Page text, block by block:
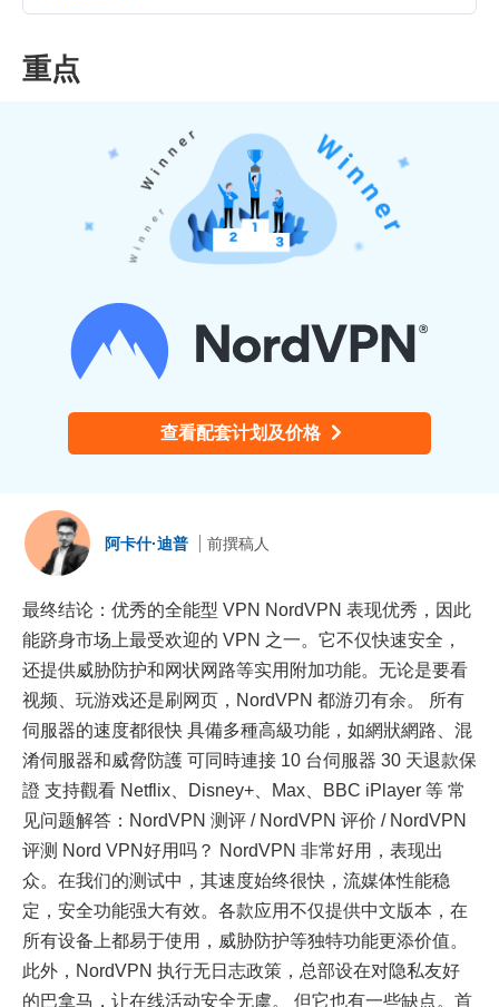
重点
查看配套计划及价格
阿卡什·迪普 前撰稿人
最终结论：优秀的全能型 VPN NordVPN 表现优秀，因此
能跻身市场上最受欢迎的 VPN 之一。它不仅快速安全，
还提供威胁防护和网状网路等实用附加功能。无论是要看
视频、玩游戏还是刷网页，NordVPN 都游刃有余。 所有
伺服器的速度都很快 具備多種高級功能，如網狀網路、混
淆伺服器和威脅防護 可同時連接 10 台伺服器 30 天退款保
證 支持觀看 Netflix、Disney+、Max、BBC iPlayer 等 常
见问题解答：NordVPN 测评 / NordVPN 评价 / NordVPN
评测 Nord VPN好用吗？ NordVPN 非常好用，表现出
众。在我们的测试中，其速度始终很快，流媒体性能稳
定，安全功能强大有效。各款应用不仅提供中文版本，在
所有设备上都易于使用，威胁防护等独特功能更添价值。
此外，NordVPN 执行无日志政策，总部设在对隐私友好
的巴拿马，让在线活动安全无虞。 但它也有一些缺点。首